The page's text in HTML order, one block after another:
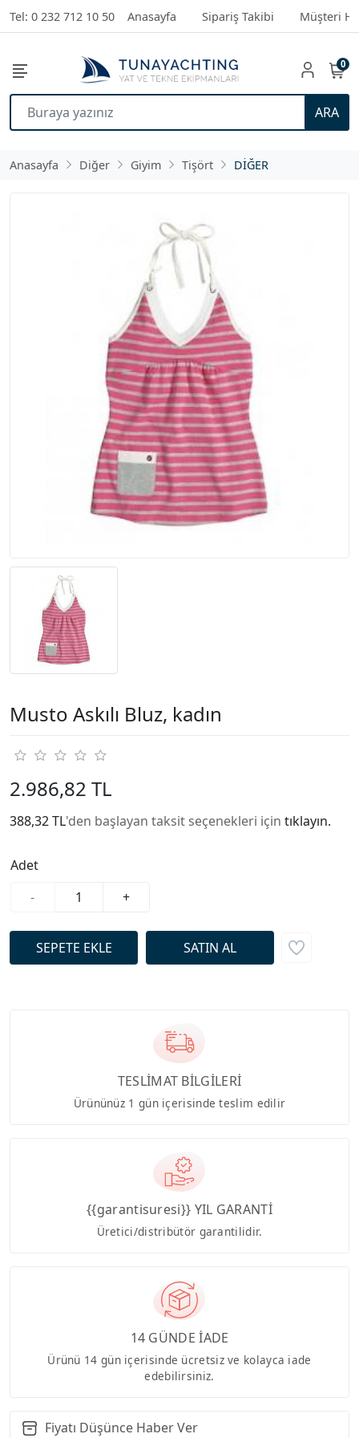
Tel: 0 232 712 10 50 Anasayfa Sipariş Takibi Müşteri
ARA
0
Anasayfa Diğer Giyim Tişört DİĞER
Musto Askılı Bluz, kadın
2.986,82 TL
388,32 TL'den başlayan taksit seçenekleri için tıklayın.
Adet
-
+
TESLİMAT BİLGİLERİ
Ürününüz 1 gün içerisinde teslim edilir
{{garantisuresi}} YIL GARANTİ
Üretici/distribütör garantilidir.
14 GÜNDE İADE
Ürünü 14 gün içerisinde ücretsiz ve kolayca iade
edebilirsiniz.
Fiyatı Düşünce Haber Ver